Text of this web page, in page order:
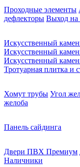
Проходные элементы
дефлекторы Выход
Искусственный
Искусственный
Искусственный
Тротуарная плитка и
Хомут трубы Угол
желоба
Панель сайдинга
Двери ПВХ Премиум
Наличники